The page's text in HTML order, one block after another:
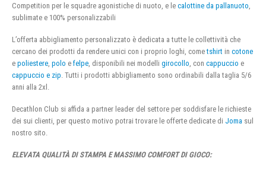
Competition per le squadre agonistiche di nuoto, e le calottine da pallanuoto
sublimate e 100% personalizzabili
L’offerta abbigliamento personalizzato è dedicata a tutte le collettività che
cercano dei prodotti da rendere unici con i proprio loghi, cometshirt in cotone
e poliestere polo e felpe , disponibili nei modelli girocollo , con cappuccio e
cappuccio e zip . Tutti i prodotti abbigliamento sono ordinabili dalla taglia 5/6
anni alla 2xl.
Decathlon Club si affida a partner leader del settore per soddisfare le richieste
dei sui clienti, per questo motivo potrai trovare le offerte dedicate di Joma sul
nostro sito.
ELEVATA QUALITÀ DI STAMPA E MASSIMO COMFORT DI GIOCO: